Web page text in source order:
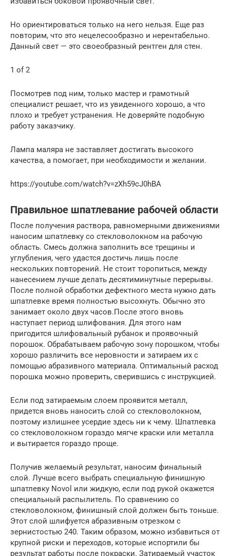
Но ориентироваться только на него нельзя. Еще раз
повторим, что это нецелесообразно и нерентабельно.
Данный свет — это своеобразный рентген для стен.
1 of 2
Посмотрев под ним, только мастер и грамотный
специалист решает, что из увиденного хорошо, а что
плохо и требует устранения. Не доверяйте подобную
работу заказчику.
Лампа маляра не заставляет достигать высокого
качества, а помогает, при необходимости и желании.
https://youtube.com/watch?v=zXh59cJ0hBA
Правильное шпатлевание рабочей области
После получения раствора, равномерными движениями
наносим шпатлевку со стекловолокном на рабочую
область. Смесь должна заполнить все трещины и
углубления, чего удастся достичь лишь после
нескольких повторений. Не стоит торопиться, между
нанесением лучше делать десятиминутные перерывы.
После полной обработки дефектного места нужно дать
шпатлевке время полностью высохнуть. Обычно это
занимает около двух часов.После этого вновь
наступает период шлифования. Для этого нам
пригодится шлифовальный рубанок и проявочный
порошок. Обрабатываем рабочую зону порошком, чтобы
хорошо различить все неровности и затираем их с
помощью абразивного материала. Оптимальный расход
порошка можно проверить, сверившись с инструкцией.
Если под затираемым слоем проявится металл,
придется вновь наносить слой со стекловолокном,
поэтому излишнее усердие здесь ни к чему. Шпатлевка
со стекловолокном гораздо мягче краски или металла
и вытирается гораздо проще.
Получив желаемый результат, наносим финальный
слой. Лучше всего выбрать специальную финишную
шпатлевку Novol или жидкую, если под рукой окажется
специальный распылитель. По сравнению со
стекловолокном, финишный слой должен быть тоньше.
Этот слой шлифуется абразивным отрезком с
зернистостью 240. Таким образом, можно избавиться от
крупной риски и переходов, которые испортили бы
результат работы после покраски. Затираемый участок